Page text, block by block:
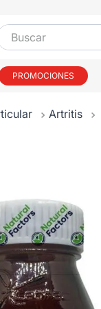
PROMOCIONES
Artritis